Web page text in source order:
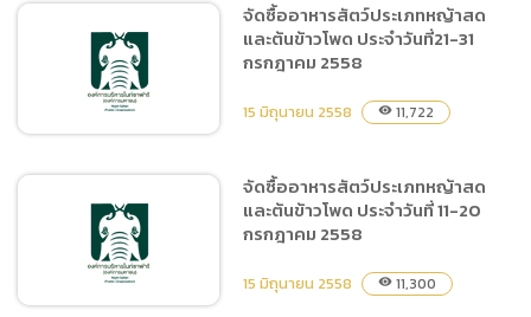
ประกาศสอบราคาจัดซื้ออาหาร
สัตว์ ประเภทอาหารสำเร็จรูป
และวัตถุดิบอาหารสัตว์
จัดซื้ออาหารสัตว์ประเภทหญ้า
สดและต้นข้าวโพด ประจำวัน
ที่21-31 กรกฎาคม 2558
จัดซื้ออาหารสัตว์ประเภทหญ้าสด
และต้นข้าวโพด ประจำวันที่21-31
กรกฎาคม 2558
15 มิถุนายน 2558 visibility 11,722
จัดซื้ออาหารสัตว์ประเภทหญ้าสด
และต้นข้าวโพด ประจำวันที่ 11-20
กรกฎาคม 2558
15 มิถุนายน 2558 visibility 11,300